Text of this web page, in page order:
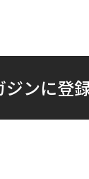
ジンに登